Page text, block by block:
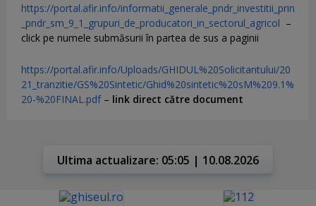
https://portal.afir.info/informatii_generale_pndr_investitii_prin
_pndr_sm_9_1_grupuri_de_producatori_in_sectorul_agricol –
click pe numele submăsurii în partea de sus a paginii
https://portal.afir.info/Uploads/GHIDUL%20Solicitantului/20
21_tranzitie/GS%20Sintetic/Ghid%20sintetic%20sM%209.1%
20-%20FINAL.pdf– link direct către document
Ultima actualizare: 05:05 | 10.08.2026